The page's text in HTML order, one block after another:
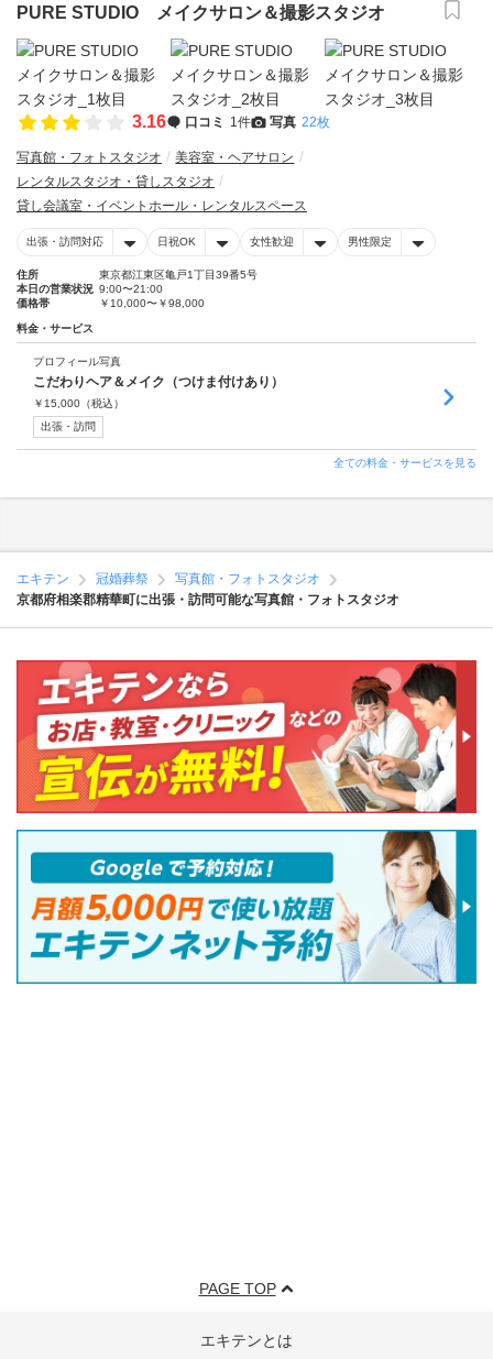
PURE STUDIO メイクサロン＆撮影スタジオ
3.16 口コミ 1件 写真 22枚
写真館・フォトスタジオ
美容室・ヘアサロン
レンタルスタジオ・貸しスタジオ
貸し会議室・イベントホール・レンタルスペース
出張・訪問対応 日祝OK 女性歓迎 男性限定
住所
東京都江東区亀戸1丁目39番5号
本日の営業状況 9:00〜21:00
価格帯
￥10,000〜￥98,000
料金・サービス
プロフィール写真
こだわりヘア＆メイク（つけま付けあり）
￥ 15,000 （税込）
出張・訪問
全ての料金・サービスを見る
エキテン 冠婚葬祭
写真館・フォトスタジオ
京都府相楽郡精華町に出張・訪問可能な写真館・フォトスタジオ
PAGE TOP
エキテンとは